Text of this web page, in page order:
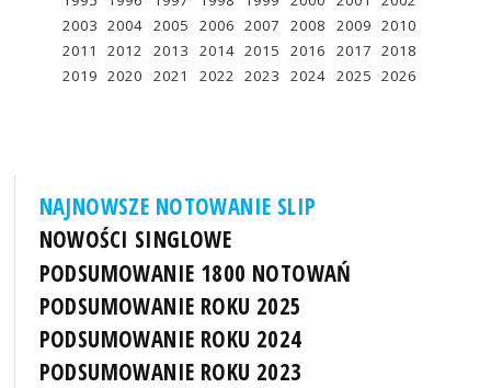
2003 2004 2005 2006 2007 2008 2009 2010
2011
2012 2013 2014 2015 2016 2017 2018
2019 2020 2021 2022 2023 2024 2025 2026
NAJNOWSZE NOTOWANIE SLIP
NOWOŚCI SINGLOWE
PODSUMOWANIE 1800 NOTOWAŃ
PODSUMOWANIE ROKU 2025
PODSUMOWANIE ROKU 2024
PODSUMOWANIE ROKU 2023